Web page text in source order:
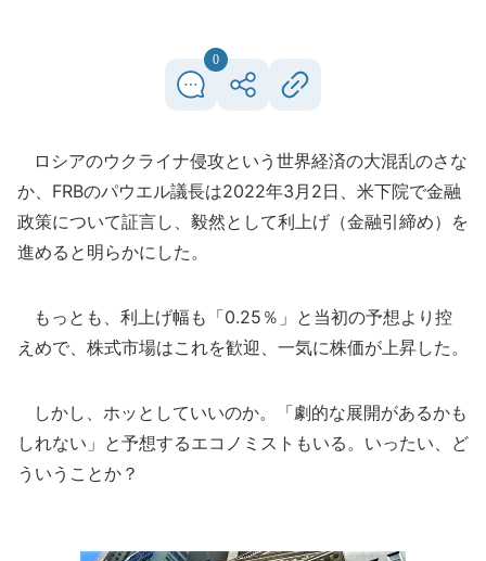
0
ロシアのウクライナ侵攻という世界経済の大混乱のさな
か、FRBのパウエル議長は2022年3月2日、米下院で金融
政策について証言し、毅然として利上げ（金融引締め）を
進めると明らかにした。
もっとも、利上げ幅も「0.25％」と当初の予想より控
えめで、株式市場はこれを歓迎、一気に株価が上昇した。
しかし、ホッとしていいのか。「劇的な展開があるかも
しれない」と予想するエコノミストもいる。いったい、ど
ういうことか？